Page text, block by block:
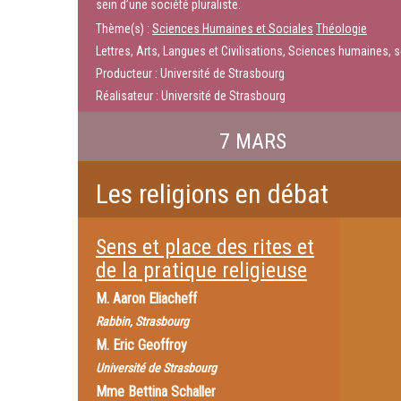
sein d’une société pluraliste.
Thème(s) : Sciences Humaines et Sociales Théologie
Lettres, Arts, Langues et Civilisations, Sciences humaines,
Producteur : Université de Strasbourg
Réalisateur : Université de Strasbourg
7 MARS
Les religions en débat
Sens et place des rites et
de la pratique religieuse
M. Aaron Eliacheff
Rabbin, Strasbourg
M. Eric Geoffroy
Université de Strasbourg
Mme Bettina Schaller